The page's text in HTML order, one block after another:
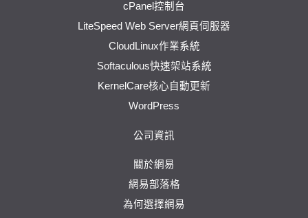
cPanel控制台
LiteSpeed Web Server網頁伺服器
CloudLinux作業系統
Softaculous快速架站系統
KernelCare核心自動更新
WordPress
公司資訊
關於網易
網易部落格
為何選擇網易